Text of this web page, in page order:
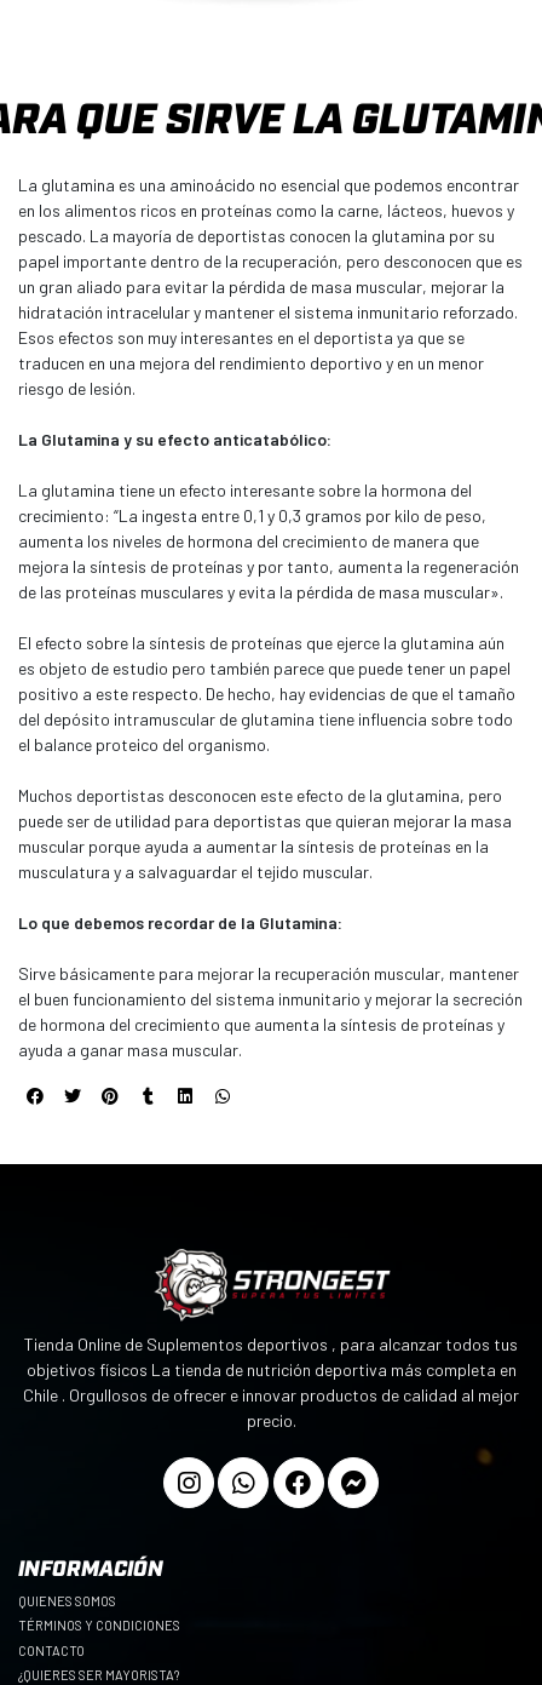
QUE SIRVE LA
La glutamina es una aminoácido no esencial que podemos encontrar
en los alimentos ricos en proteínas como la carne, lácteos, huevos y
pescado. La mayoría de deportistas conocen la glutamina por su
papel importante dentro de la recuperación, pero desconocen que es
un gran aliado para evitar la pérdida de masa muscular, mejorar la
hidratación intracelular y mantener el sistema inmunitario reforzado.
Esos efectos son muy interesantes en el deportista ya que se
traducen en una mejora del rendimiento deportivo y en un menor
riesgo de lesión.
La Glutamina y su efecto anticatabólico:
La glutamina tiene un efecto interesante sobre la hormona del
crecimiento: “La ingesta entre 0,1 y 0,3 gramos por kilo de peso,
aumenta los niveles de hormona del crecimiento de manera que
mejora la síntesis de proteínas y por tanto, aumenta la regeneración
de las proteínas musculares y evita la pérdida de masa muscular».
El efecto sobre la síntesis de proteínas que ejerce la glutamina aún
es objeto de estudio pero también parece que puede tener un papel
positivo a este respecto. De hecho, hay evidencias de que el tamaño
del depósito intramuscular de glutamina tiene influencia sobre todo
el balance proteico del organismo.
Muchos deportistas desconocen este efecto de la glutamina, pero
puede ser de utilidad para deportistas que quieran mejorar la masa
muscular porque ayuda a aumentar la síntesis de proteínas en la
musculatura y a salvaguardar el tejido muscular.
Lo que debemos recordar de la Glutamina:
Sirve básicamente para mejorar la recuperación muscular, mantener
el buen funcionamiento del sistema inmunitario y mejorar la secreción
de hormona del crecimiento que aumenta la síntesis de proteínas y
ayuda a ganar masa muscular.
Tienda Online de Suplementos deportivos , para alcanzar todos tus
objetivos físicos La tienda de nutrición deportiva más completa en
Chile . Orgullosos de ofrecer e innovar productos de calidad al mejor
precio.
INFORMACIÓN
QUIENES SOMOS
TÉRMINOS Y CONDICIONES
CONTACTO
¿QUIERES SER MAYORISTA?